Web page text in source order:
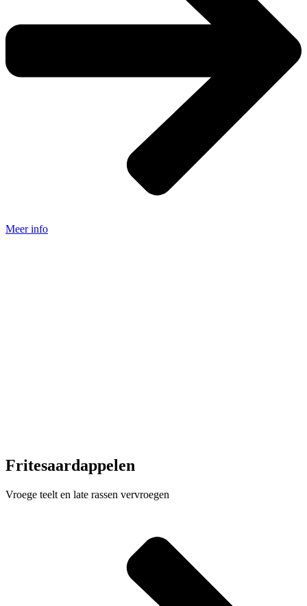
Meer info
Fritesaardappelen
Vroege teelt en late rassen vervroegen